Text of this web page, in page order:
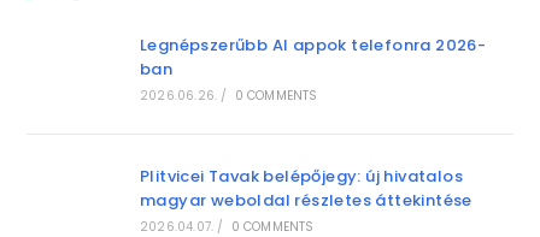
Legnépszerűbb AI appok telefonra 2026-
ban
2026.06.26. / 0 COMMENTS
Plitvicei Tavak belépőjegy: új hivatalos
magyar weboldal részletes áttekintése
2026.04.07. / 0 COMMENTS